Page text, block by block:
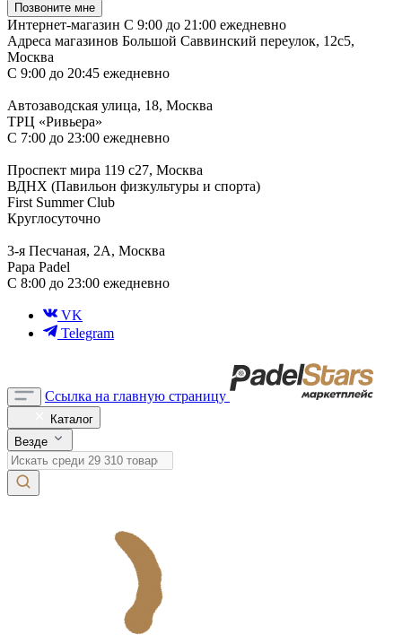
Позвоните мне
Интернет-магазин С 9:00 до 21:00 ежедневно
Адреса магазинов Большой Саввинский переулок, 12с5,
Москва
С 9:00 до 20:45 ежедневно
Автозаводская улица, 18, Москва
ТРЦ «Ривьера»
С 7:00 до 23:00 ежедневно
Проспект мира 119 с27, Москва
ВДНХ (Павильон физкультуры и спорта)
First Summer Club
Круглосуточно
3-я Песчаная, 2А, Москва
Papa Padel
С 8:00 до 23:00 ежедневно
VK
Telegram
Ссылка на главную страницу
Каталог
Везде